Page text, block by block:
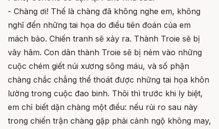
- Chàng ơi! Thế là chàng đã không nghe em, không
nghĩ đến những tai họa do điều tiên đoán của em
mách bảo. Chiến tranh sẽ xảy ra. Thành Troie sẽ bị
vây hãm. Con dân thành Troie sẽ bị ném vào những
cuộc chém giết núi xương sông máu, và số phận
chàng chắc chẳng thể thoát được những tai họa khôn
lường trong cuộc đao binh. Thôi thì trước khi ly biệt,
em chỉ biết dặn chàng một điều: nếu rủi ro sau này
trong chiến trận chàng gặp phải cảnh ngộ không may,